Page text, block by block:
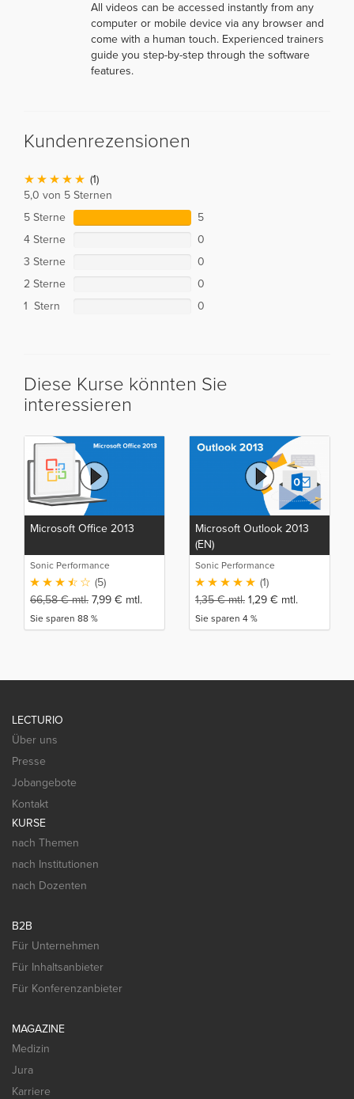
All videos can be accessed instantly from any
computer or mobile device via any browser and
come with a human touch. Experienced trainers
guide you step-by-step through the software
features.
Kundenrezensionen
(1)
5,0 von 5 Sternen
5 Sterne
5
4 Sterne
0
3 Sterne
0
2 Sterne
0
1 Stern
0
Diese Kurse könnten Sie
interessieren
Microsoft Office 2013
Sonic Performance
(5)
66,58€mtl. 7,99 € mtl.
Sie sparen 88 %
Microsoft Outlook 2013
(EN)
Sonic Performance
(1)
1,35€mtl. 1,29 € mtl.
Sie sparen 4 %
LECTURIO
Über uns
Presse
Jobangebote
Kontakt
KURSE
nach Themen
nach Institutionen
nach Dozenten
B2B
Für Unternehmen
Für Inhaltsanbieter
Für Konferenzanbieter
MAGAZINE
Medizin
Jura
Karriere